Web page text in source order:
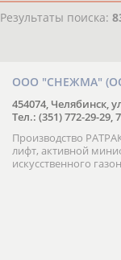
Результаты поиска:
ООО "СНЕЖМА"
454074, Челябинск,
Тел.: (351) 772-29-29,
Производство
лифт, активной
искусственного